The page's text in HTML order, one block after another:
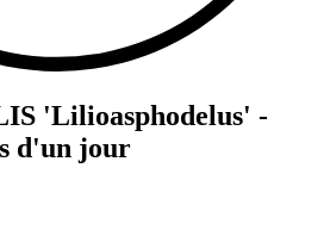
'Lilioasphodelus' -
d'un jour